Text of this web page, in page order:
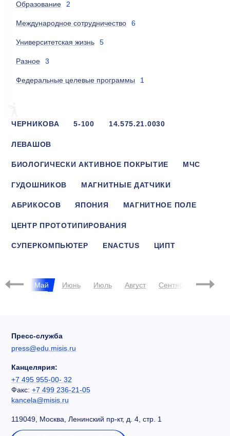
Образование 2
Международное сотрудничество 6
Университетская жизнь 5
Разное 3
Федеральные целевые программы 1
ЧЕРНИКОВА 5-100 14.575.21.0030
ЛЕВАШОВ
БИОЛОГИЧЕСКИ АКТИВНОЕ ПОКРЫТИЕ МЧС
ГУДОШНИКОВ МАГНИТНЫЕ ДАТЧИКИ
АБРИКОСОВ ЯПОНИЯ МАГНИТНОЕ ПОЛЕ
ЦЕНТР ПРОТОТИПИРОВАНИЯ
СУПЕРКОМПЬЮТЕР ENACTUS ЦИПТ
Май Июнь Июль Август Сентябрь
Пресс-служба
press@edu.misis.ru
Канцелярия:
+7 495 955-00- 32
Факс: +7 499 236-21-05
kancela@misis.ru
119049, Москва, Ленинский пр-кт, д. 4, стр. 1